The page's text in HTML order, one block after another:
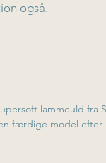
også.
og syet sammen
lammeuld fra
færdige model efter